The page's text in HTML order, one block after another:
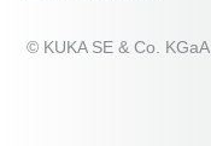
© KUKA SE & Co.